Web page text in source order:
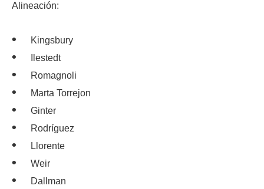
Alineación:
Kingsbury
Ilestedt
Romagnoli
Marta Torrejon
Ginter
Rodríguez
Llorente
Weir
Dallman